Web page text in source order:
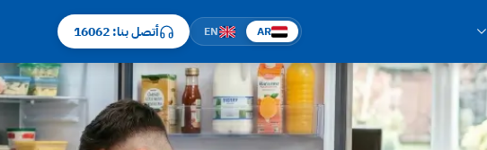
AR
EN أتصل بنا: 16062